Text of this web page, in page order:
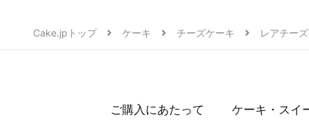
Cake.jpトップ ケーキ チーズケーキ レアチー
ご購入にあたって ケーキ・スイ